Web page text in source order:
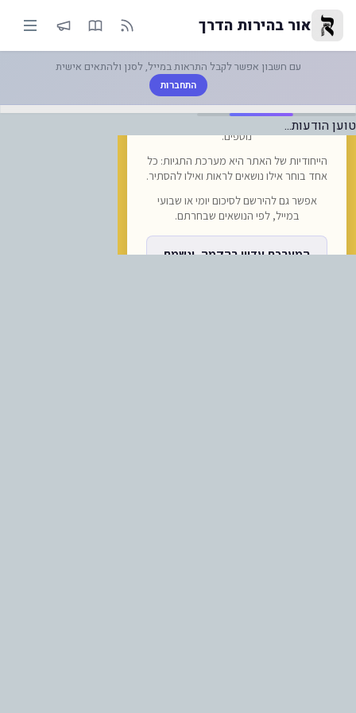
צוות אמבולנס של איחוד הצלה
אור בהירות הדרך
עם חשבון אפשר לקבל התראות במייל, לסנן ולהתאים אישית
התחברות
טוען הודעות...